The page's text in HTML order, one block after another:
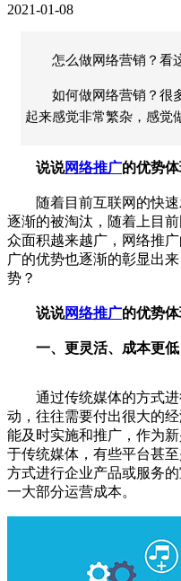
2021-01-08
怎么做网络营销？看
如何做网络营销？很
起来感觉非常繁杂，感觉
说说网络推广的优势
随着目前互联网的快速
逐渐的被淘汰，随着上目
众面积越来越广， 网络推广
广的优势也逐渐的彰显出
势？
说说网络推广的优势
一、更灵活、成本更低
通过传统媒体的方式进
动，往往需要付出很大的
能及时实施和推广，作为
于传统媒体，有些平台甚
方式进行企业产品或服务
一大部分运营成本。